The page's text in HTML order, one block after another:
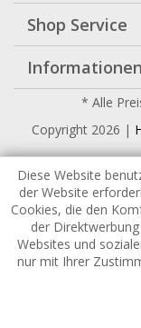
Shop Service
Informationen
* Alle
Copyright 2026 |
Diese Website
der Website
Cookies, die den
der
Websites und
nur mit Ihrer